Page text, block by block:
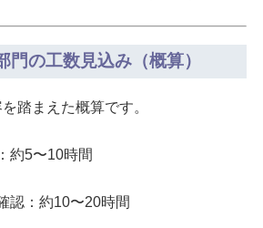
門の工数見込み（概算）
踏まえた概算です。
約5〜10時間
認：約10〜20時間